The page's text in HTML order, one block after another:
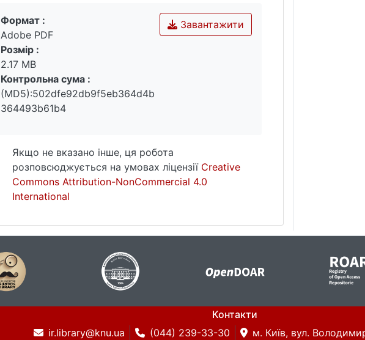
Завантажити
Формат :
Adobe PDF
Розмір :
2.17 MB
Контрольна сума :
(MD5):502dfe92db9f5eb364d4b
364493b61b4
Якщо не вказано інше, ця робота
розповсюджується на умовах ліцензії Creative
Commons Attribution-NonCommercial 4.0
International
Контакти
ir.library@knu.ua
(044) 239-33-30 м. Київ, вул.